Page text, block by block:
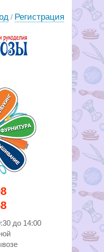
до 14:00
для
/ Регистрация